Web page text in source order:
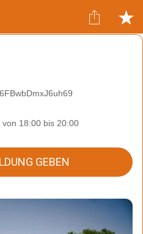
18:00 bis 20:00
GEBEN